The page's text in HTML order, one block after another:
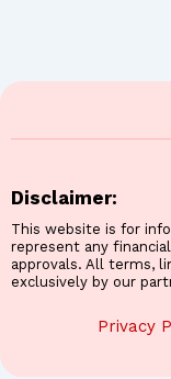
Disclaimer:
This website is for
represent any
approvals. All terms,
exclusively by our
Privacy